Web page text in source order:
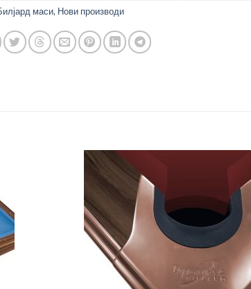
маси, Нови производи